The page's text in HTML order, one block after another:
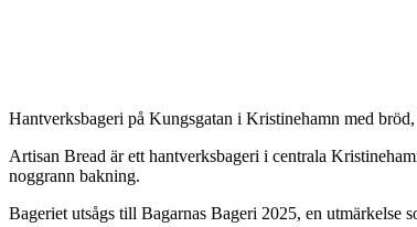
Beskrivning
Hantverksbageri på Kungsgatan i Kristinehamn med
Artisan Bread är ett hantverksbageri i centrala
noggrann bakning.
Bageriet utsågs till Bagarnas Bageri 2025, en utmärkelse